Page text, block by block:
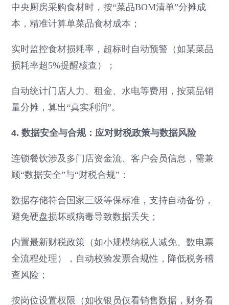
中央厨房采购食材时，按“菜品BOM清单”分摊成
本，精准计算单菜品食材成本；
实时监控食材损耗率，超标时自动预警（如某菜品
损耗率超5%提醒核查）；
自动统计门店人力、租金、水电等费用，按菜品销
量分摊，算出“真实利润”。
4. 数据安全与合规：应对财税政策与数据风险
连锁餐饮涉及多门店资金流、客户会员信息，需兼
顾“数据安全”与“财税合规”：
数据存储符合国家三级等保标准，支持自动备份，
避免硬盘损坏或病毒导致数据丢失；
内置最新财税政策（如小规模纳税人减免、数电票
全流程处理），自动校验发票合规性，降低税务稽
查风险；
按岗位设置权限（如收银员仅看销售数据，财务看